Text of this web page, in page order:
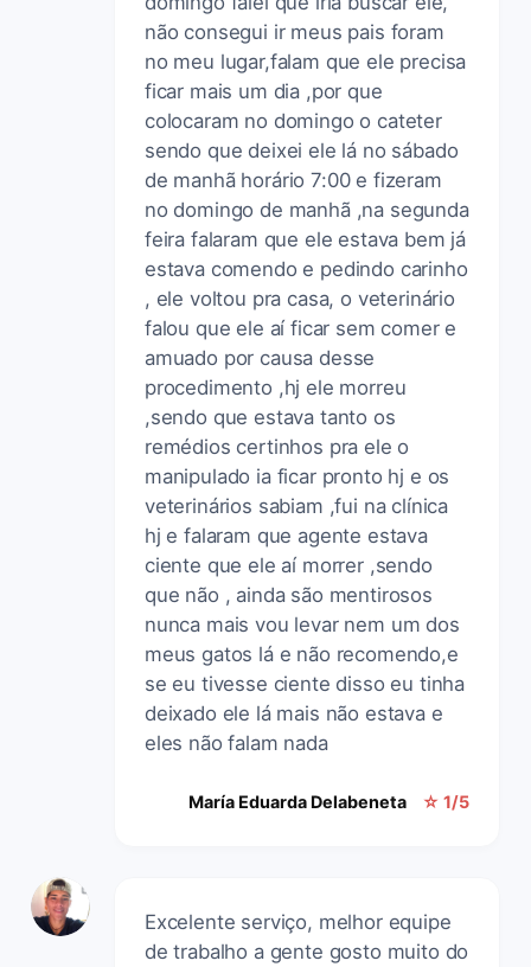
não consegui ir meus pais foram
no meu lugar,falam que ele precisa
ficar mais um dia ,por que
colocaram no domingo o cateter
sendo que deixei ele lá no sábado
de manhã horário 7:00 e fizeram
no domingo de manhã ,na segunda
feira falaram que ele estava bem já
estava comendo e pedindo carinho
, ele voltou pra casa, o veterinário
falou que ele aí ficar sem comer e
amuado por causa desse
procedimento ,hj ele morreu
,sendo que estava tanto os
remédios certinhos pra ele o
manipulado ia ficar pronto hj e os
veterinários sabiam ,fui na clínica
hj e falaram que agente estava
ciente que ele aí morrer ,sendo
que não , ainda são mentirosos
nunca mais vou levar nem um dos
meus gatos lá e não recomendo,e
se eu tivesse ciente disso eu tinha
deixado ele lá mais não estava e
eles não falam nada
María Eduarda Delabeneta ☆ 1/5
Excelente serviço, melhor equipe
de trabalho a gente gosto muito do